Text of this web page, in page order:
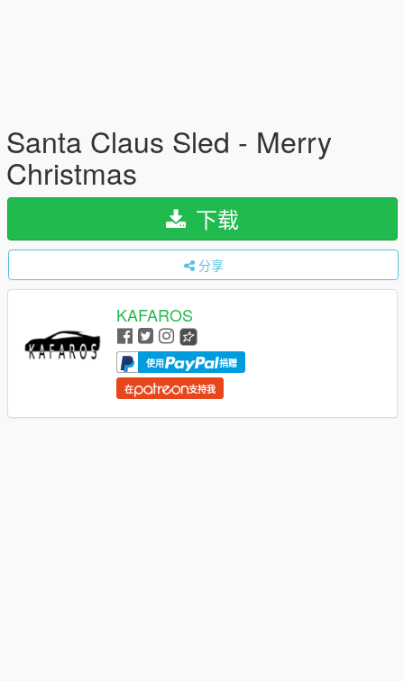
Santa Claus Sled - Merry
Christmas
下载
分享
KAFAROS
使用 捐赠
在 支持我